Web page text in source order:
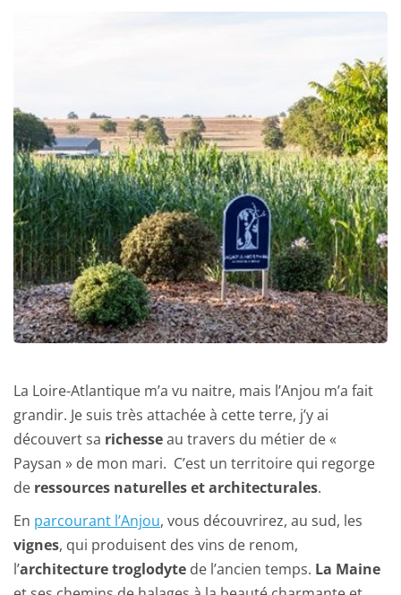
La Loire-Atlantique m’a vu naitre, mais l’Anjou m’a fait
grandir. Je suis très attachée à cette terre, j’y ai
découvert sa richesse au travers du métier de «
Paysan » de mon mari.  C’est un territoire qui regorge
de ressources naturelles et architecturales.
En parcourant l’Anjou
vignes, qui produisent des vins de renom,
l’architecture troglodyte de l’ancien temps.